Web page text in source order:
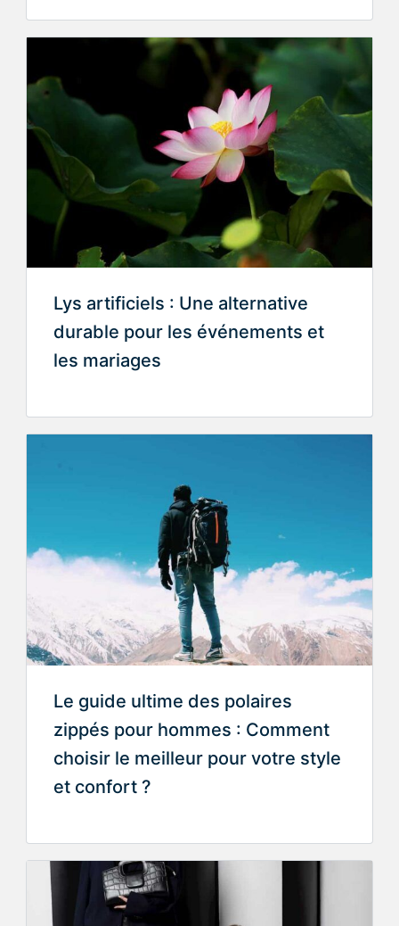
Lys artificiels : Une alternative
durable pour les événements et
les mariages
Le guide ultime des polaires
zippés pour hommes : Comment
choisir le meilleur pour votre style
et confort ?